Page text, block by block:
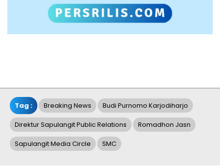
Tag : Breaking News Budi Purnomo Karjodiharjo
Direktur Sapulangit Public Relations Romadhon Jasn
Sapulangit Media Circle SMC